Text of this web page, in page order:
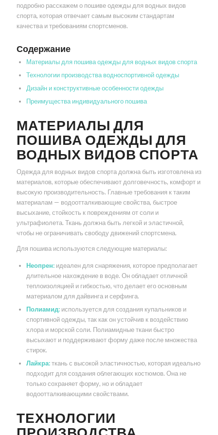
подробно расскажем о пошиве одежды для водных видов
спорта, которая отвечает самым высоким стандартам
качества и требованиям спортсменов.
Содержание
Материалы для пошива одежды для водных видов спорта
Технологии производства водноспортивной одежды
Дизайн и конструктивные особенности одежды
Преимущества индивидуального пошива
МАТЕРИАЛЫ ДЛЯ
ПОШИВА ОДЕЖДЫ ДЛЯ
ВОДНЫХ ВИДОВ СПОРТА
Одежда для водных видов спорта должна быть изготовлена из
материалов, которые обеспечивают долговечность, комфорт и
высокую производительность. Главные требования к таким
материалам — водоотталкивающие свойства, быстрое
высыхание, стойкость к повреждениям от соли и
ультрафиолета. Ткань должна быть легкой и эластичной,
чтобы не ограничивать свободу движений спортсмена.
Для пошива используются следующие материалы:
Неопрен:идеален для снаряжения, которое предполагает
длительное нахождение в воде. Он обладает отличной
теплоизоляцией и гибкостью, что делает его основным
материалом для дайвинга и серфинга.
Полиамид:используется для создания купальников и
спортивной одежды, так как он устойчив к воздействию
хлора и морской соли. Полиамидные ткани быстро
высыхают и поддерживают форму даже после множества
стирок.
Лайкра:ткань с высокой эластичностью, которая идеально
подходит для создания облегающих костюмов. Она не
только сохраняет форму, но и обладает
водоотталкивающими свойствами.
ТЕХНОЛОГИИ